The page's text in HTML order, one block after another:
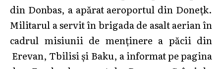
din Donbas, a apărat aeroportul din Donețk.
Militarul a servit în brigada de asalt aerian în
cadrul misiunii de menținere a păcii din
Erevan, Tbilisi și Baku, a informat pe pagina